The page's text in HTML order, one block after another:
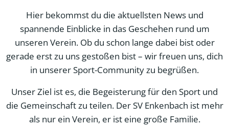
Hier bekommst du die aktuellsten News und
spannende Einblicke in das Geschehen rund um
unseren Verein. Ob du schon lange dabei bist oder
gerade erst zu uns gestoßen bist – wir freuen uns, dich
in unserer Sport-Community zu begrüßen.
Unser Ziel ist es, die Begeisterung für den Sport und
die Gemeinschaft zu teilen. Der SV Enkenbach ist mehr
als nur ein Verein, er ist eine große Familie.